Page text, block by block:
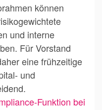
können
und interne
Für Vorstand
eine frühzeitige
und
Funktion bei